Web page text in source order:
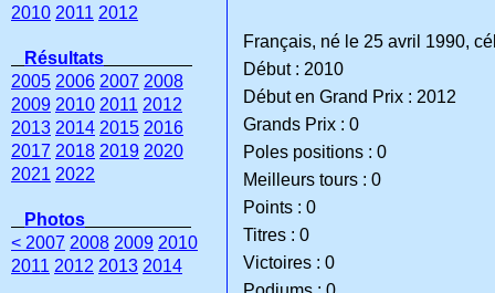
Français, né le 25 avril 1990,
Début : 2010
Début en Grand Prix : 2012
Grands Prix : 0
Poles positions : 0
Meilleurs tours : 0
Points : 0
Titres : 0
Victoires : 0
2010 2011 2012
Résultats
2005 2006 2007 2008
2009 2010 2011 2012
2013 2014 2015 2016
2017 2018 2019 2020
2021 2022
Photos
< 2007 2008 2009 2010
2011 2012 2013 2014